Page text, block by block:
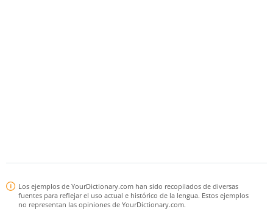
Los ejemplos de YourDictionary.com han sido recopilados de diversas
fuentes para reflejar el uso actual e histórico de la lengua. Estos ejemplos
no representan las opiniones de YourDictionary.com.